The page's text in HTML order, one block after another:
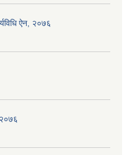
ऐन, २०७६
२०७६